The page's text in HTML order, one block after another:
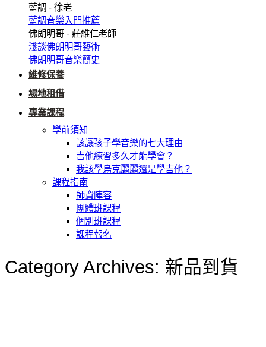
藍調 - 徐老
藍調音樂入門推薦
佛朗明哥 - 莊維仁老師
淺談佛朗明哥藝術
佛朗明哥音樂簡史
維修保養
場地租借
專業課程
學前須知
該讓孩子學音樂的七大理由
吉他練習多久才能學會？
我該學烏克麗麗還是學吉他？
課程指南
師資陣容
團體班課程
個別班課程
課程報名
Category Archives: 新品到貨